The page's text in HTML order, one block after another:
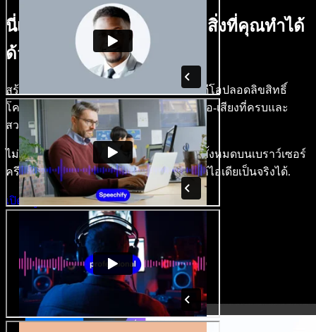
นี่เป็นเพียงตัวอย่างเล็กๆ ของสิ่งที่คุณทำได้
ด้วย Speechify Studio.
สร้างเสียงพากย์ ใส่ภาพสต็อก เสียง และวิดีโอปลอดลิขสิทธิ์
โคลนเสียงของคุณ เพื่อสร้างโปรเจกต์วิดีโอ-เสียงที่ครบและ
สวยงาม.
ไม่ต้องเรียนรู้อะไรซับซ้อน และใช้งานได้ทั้งหมดบนเบราว์เซอร์
ครีเอเตอร์หลุดพ้นข้อจำกัดเดิมๆ แล้วทำให้ไอเดียเป็นจริงได้.
เปิดสตูดิโอ